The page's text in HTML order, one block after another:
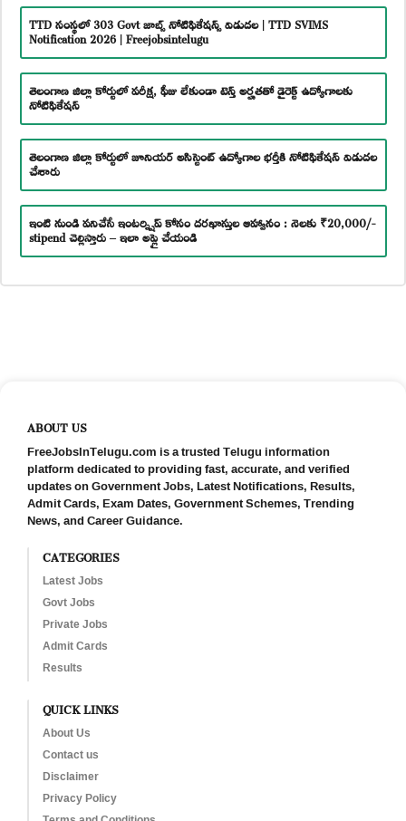
TTD సంస్థలో 303 Govt జాబ్స్ నోటిఫికేషన్స్ విడుదల | TTD SVIMS
Notification 2026 | Freejobsintelugu
తెలంగాణ జిల్లా కోర్టులో పరీక్ష, ఫీజు లేకుండా టెన్త్ అర్హతతో డైరెక్ట్ ఉద్యోగాలకు
నోటిఫికేషన్
తెలంగాణ జిల్లా కోర్టులో జూనియర్ అసిస్టెంట్ ఉద్యోగాల భర్తీకి నోటిఫికేషన్ విడుదల
చేశారు
ఇంటి నుండి పనిచేసే ఇంటర్న్షిప్ కోసం దరఖాస్తుల ఆహ్వానం : నెలకు ₹20,000/-
stipend చెల్లిస్తారు – ఇలా అప్లై చేయండి
ABOUT US
FreeJobsInTelugu.com is a trusted Telugu information
platform dedicated to providing fast, accurate, and verified
updates on Government Jobs, Latest Notifications, Results,
Admit Cards, Exam Dates, Government Schemes, Trending
News, and Career Guidance.
CATEGORIES
Latest Jobs
Govt Jobs
Private Jobs
Admit Cards
Results
QUICK LINKS
About Us
Contact us
Disclaimer
Privacy Policy